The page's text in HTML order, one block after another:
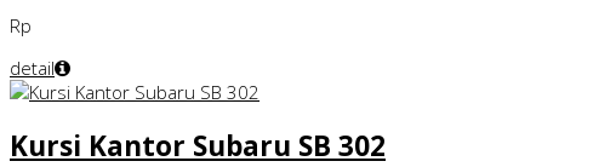
Rp
detail
Kursi Kantor Subaru SB 302